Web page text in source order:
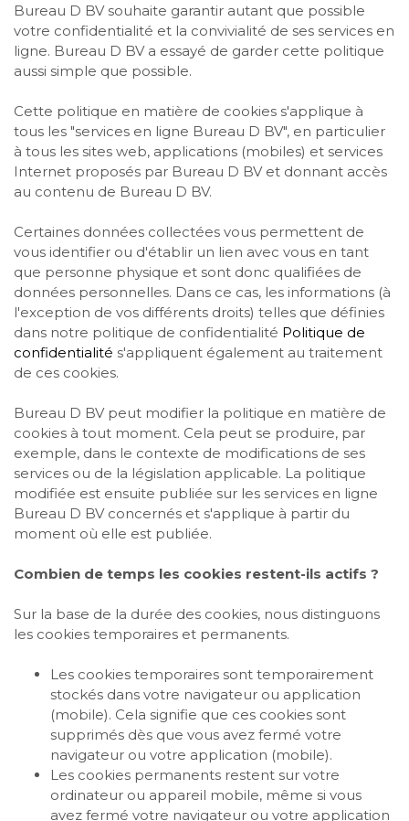
Bureau D BV souhaite garantir autant que possible
votre confidentialité et la convivialité de ses services en
ligne. Bureau D BV a essayé de garder cette politique
aussi simple que possible.
Cette politique en matière de cookies s'applique à
tous les "services en ligne Bureau D BV", en particulier
à tous les sites web, applications (mobiles) et services
Internet proposés par Bureau D BV et donnant accès
au contenu de Bureau D BV.
Certaines données collectées vous permettent de
vous identifier ou d'établir un lien avec vous en tant
que personne physique et sont donc qualifiées de
données personnelles. Dans ce cas, les informations (à
l'exception de vos différents droits) telles que définies
dans notre politique de confidentialité Politique de
confidentialité s'appliquent également au traitement
de ces cookies.
Bureau D BV peut modifier la politique en matière de
cookies à tout moment. Cela peut se produire, par
exemple, dans le contexte de modifications de ses
services ou de la législation applicable. La politique
modifiée est ensuite publiée sur les services en ligne
Bureau D BV concernés et s'applique à partir du
moment où elle est publiée.
Combien de temps les cookies restent-ils actifs ?
Sur la base de la durée des cookies, nous distinguons
les cookies temporaires et permanents.
Les cookies temporaires sont temporairement
stockés dans votre navigateur ou application
(mobile). Cela signifie que ces cookies sont
supprimés dès que vous avez fermé votre
navigateur ou votre application (mobile).
Les cookies permanents restent sur votre
ordinateur ou appareil mobile, même si vous
avez fermé votre navigateur ou votre application